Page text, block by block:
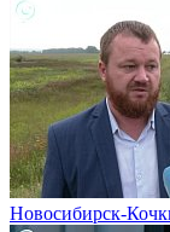
Новосибирск-